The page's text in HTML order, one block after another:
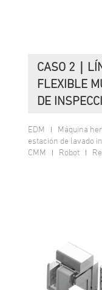
CASO 2｜
FLEXIBLE
DE
EDM
Máquina
estación de lavado
CMM
Robot